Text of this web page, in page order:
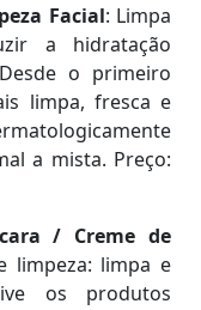
Facial: Limpa
a hidratação
o primeiro
limpa, fresca e
a mista. Preço:
/ Creme de
limpeza: limpa e
os produtos